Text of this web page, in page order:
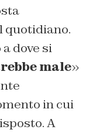
quotidiano.
dove si
male»
in cui
A